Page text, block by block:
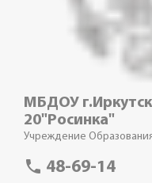
МБДОУ
20"Росинка"
Учреждение
phone 48-69-14